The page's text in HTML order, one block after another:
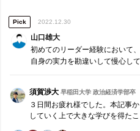
Pick 2022.12.30
山口雄大
初めてのリーダー経験において
自身の実力を勘違いして慢心し
須賀渉大早稲田大学 政治経済学部卒
３日間お疲れ様でした。本記事
していく上で大きな学びを得た